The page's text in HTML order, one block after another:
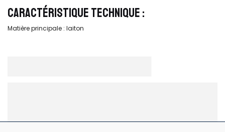
CARACTÉRISTIQUE TECHNIQUE :
Matière principale : laiton